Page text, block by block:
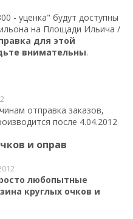
- уценка" будут доступны
на Площади Ильича /
для этой
внимательны.
отправка заказов,
после 4.04.2012
и оправ
любопытные
круглых очков и